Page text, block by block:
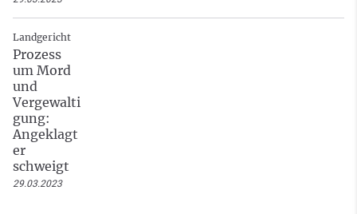
Landgericht
Prozess
um Mord
und
Vergewalti
gung:
Angeklagt
er
schweigt
29.03.2023